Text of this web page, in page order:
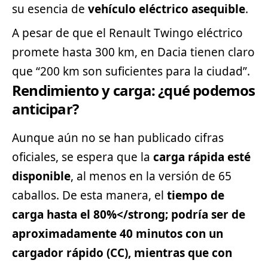
su esencia de vehículo eléctrico asequible.
A pesar de que el Renault Twingo eléctrico
promete hasta 300 km, en Dacia tienen claro
que “200 km son suficientes para la ciudad”.
Rendimiento y carga: ¿qué podemos
anticipar?
Aunque aún no se han publicado cifras
oficiales, se espera que la carga rápida esté
disponible, al menos en la versión de 65
caballos. De esta manera, el tiempo de
carga hasta el 80%</strong; podría ser de
aproximadamente40 minutoscon un
cargador rápido (CC), mientras que con